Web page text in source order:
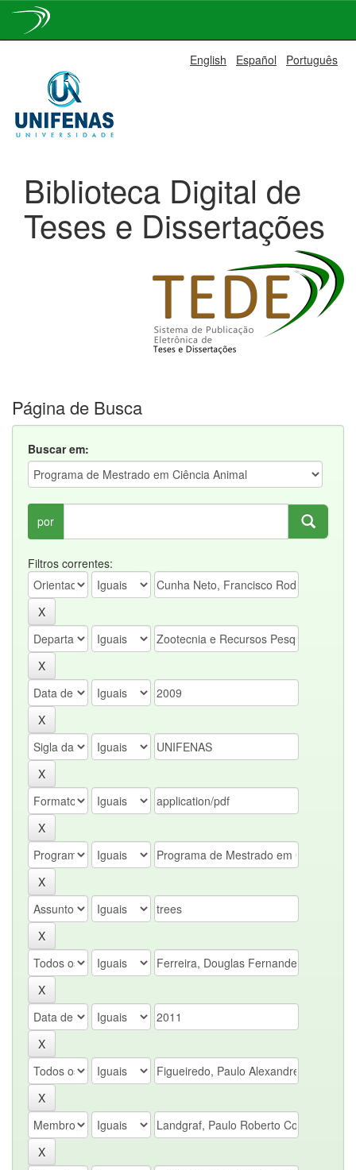
navigation
English Español Português
Biblioteca Digital de
Teses e Dissertações
Página de Busca
Buscar em:
por
Filtros correntes: